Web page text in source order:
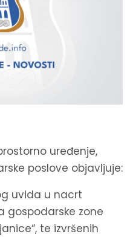
uređenje,
poslove objavljuje:
uvida u nacrt
gospodarske zone
te izvršenih